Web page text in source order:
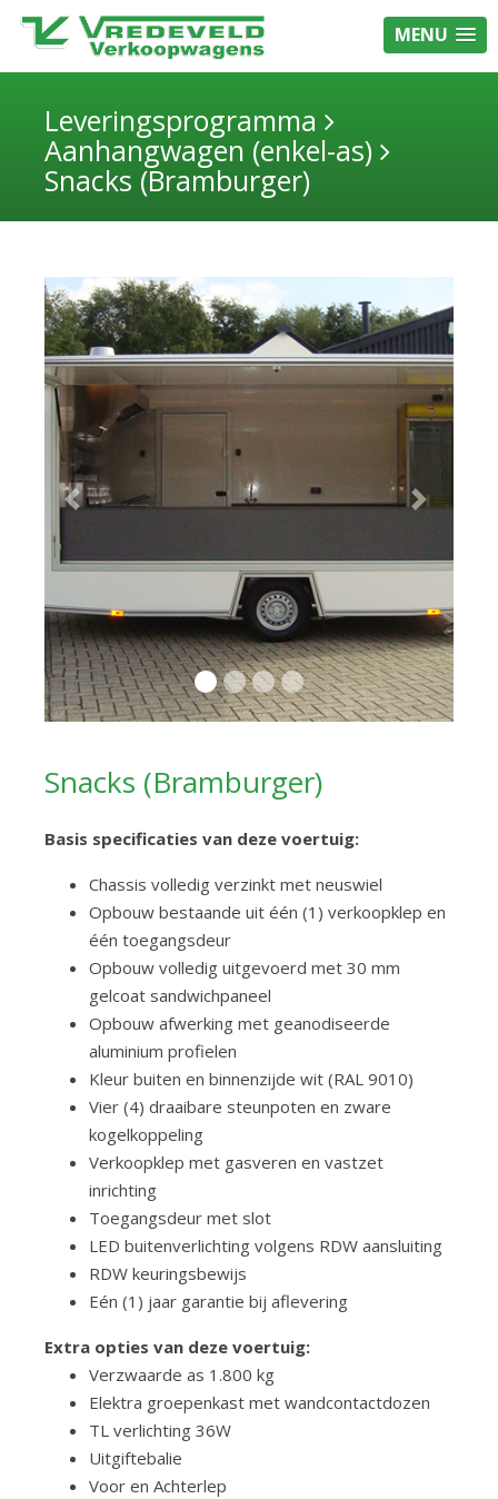
MENU
Leveringsprogramma
Aanhangwagen (enkel-as)
Snacks (Bramburger)
Previous Next
Snacks (Bramburger)
Basis specificaties van deze voertuig:
Chassis volledig verzinkt met neuswiel
Opbouw bestaande uit één (1) verkoopklep en
één toegangsdeur
Opbouw volledig uitgevoerd met 30 mm
gelcoat sandwichpaneel
Opbouw afwerking met geanodiseerde
aluminium profielen
Kleur buiten en binnenzijde wit (RAL 9010)
Vier (4) draaibare steunpoten en zware
kogelkoppeling
Verkoopklep met gasveren en vastzet
inrichting
Toegangsdeur met slot
LED buitenverlichting volgens RDW aansluiting
RDW keuringsbewijs
Eén (1) jaar garantie bij aflevering
Extra opties van deze voertuig:
Verzwaarde as 1.800 kg
Elektra groepenkast met wandcontactdozen
TL verlichting 36W
Uitgiftebalie
Voor en Achterlep